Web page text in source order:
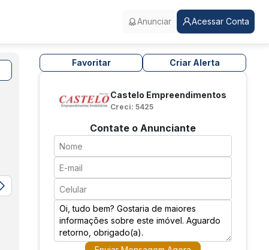
Anunciar Acessar Conta
Favoritar Criar Alerta
Castelo Empreendimentos
Creci: 5425
Contate o Anunciante